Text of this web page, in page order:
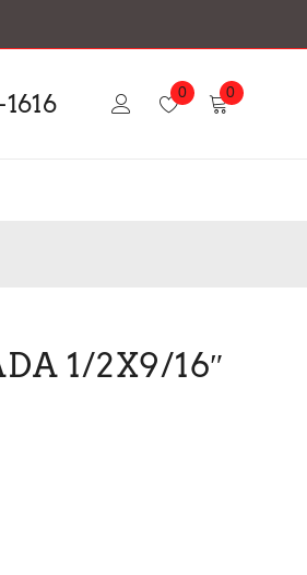
0 0
1/2X9/16″